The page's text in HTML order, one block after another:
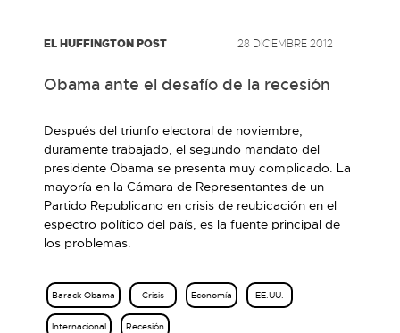
EL HUFFINGTON POST 28 DICIEMBRE 2012
Obama ante el desafío de la recesión
Después del triunfo electoral de noviembre,
duramente trabajado, el segundo mandato del
presidente Obama se presenta muy complicado. La
mayoría en la Cámara de Representantes de un
Partido Republicano en crisis de reubicación en el
espectro político del país, es la fuente principal de
los problemas.
Barack Obama Crisis Economía EE.UU.
Internacional Recesión